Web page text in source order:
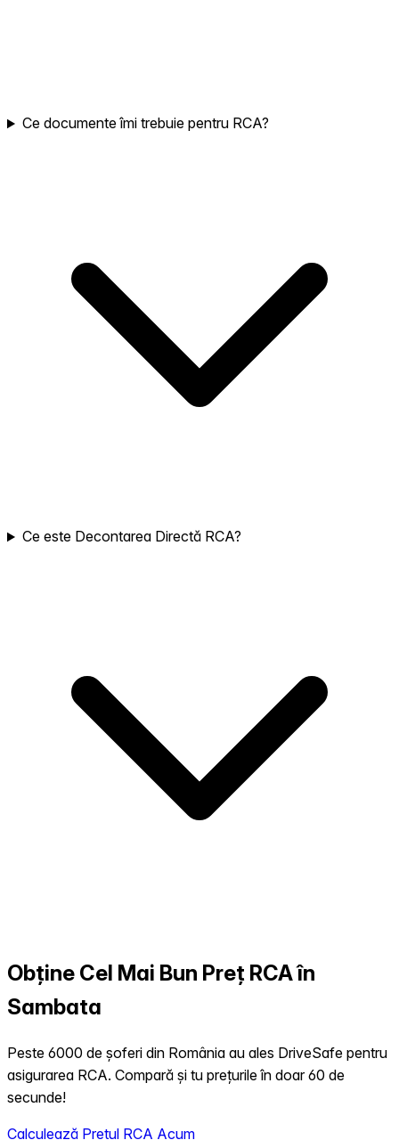
Ce documente îmi trebuie pentru RCA?
Ce este Decontarea Directă RCA?
Obține Cel Mai Bun Preț RCA în
Sambata
Peste 6000 de șoferi din România au ales DriveSafe pentru
asigurarea RCA. Compară și tu prețurile în doar 60 de
secunde!
Calculează Prețul RCA Acum